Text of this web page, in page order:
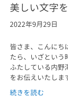
美しい文字
2022年9月29日
皆さま、こんにち
たら、いざという
ふたしている内野
をお伝えいたし
続きを読む